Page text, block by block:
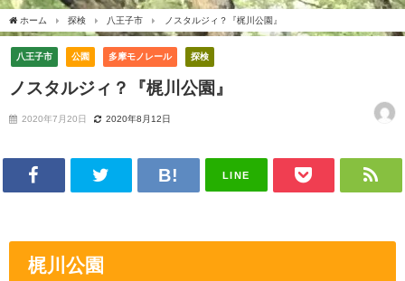
ホーム 探検 八王子市 ノスタルジィ？『梶川公園』
八王子市 公園 多摩モノレール 探検
ノスタルジィ？『梶川公園』
2020年7月20日 2020年8月12日
LINE
梶川公園